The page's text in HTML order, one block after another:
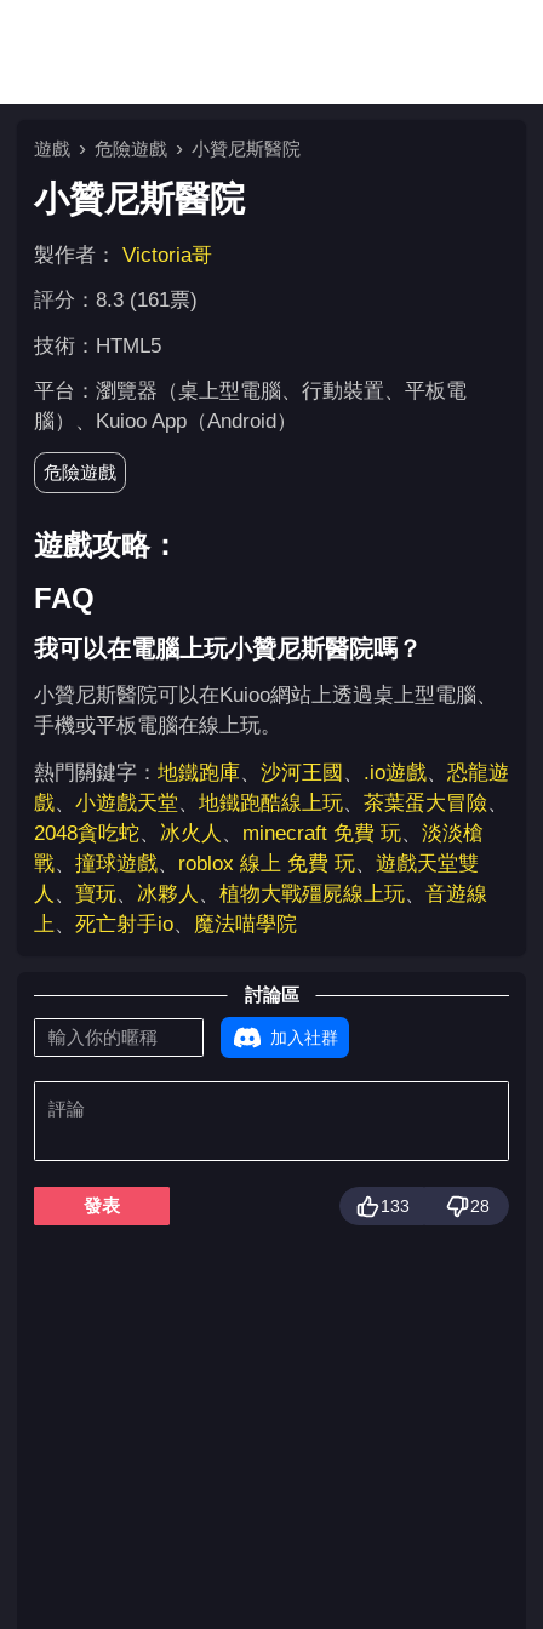
遊戲 危險遊戲 小贊尼斯醫院
小贊尼斯醫院
製作者： Victoria哥
評分：8.3 (161票)
技術：HTML5
平台：瀏覽器（桌上型電腦、行動裝置、平板電
腦）、Kuioo App（Android）
危險遊戲
遊戲攻略：
FAQ
我可以在電腦上玩小贊尼斯醫院嗎？
小贊尼斯醫院可以在Kuioo網站上透過桌上型電腦、
手機或平板電腦在線上玩。
熱門關鍵字： 地鐵跑庫、 沙河王國 、 .io遊戲、 恐龍遊
戲、 小遊戲天堂、 地鐵跑酷線上玩、 茶葉蛋大冒險、
2048貪吃蛇、 冰火人 、 minecraft 免費 玩、 淡淡槍
戰、 撞球遊戲、 roblox 線上 免費 玩、 遊戲天堂雙
人 、 寶玩、 冰夥人 、 植物大戰殭屍線上玩、 音遊線
上、 死亡射手io、 魔法喵學院
討論區
加入社群
發表 133 28